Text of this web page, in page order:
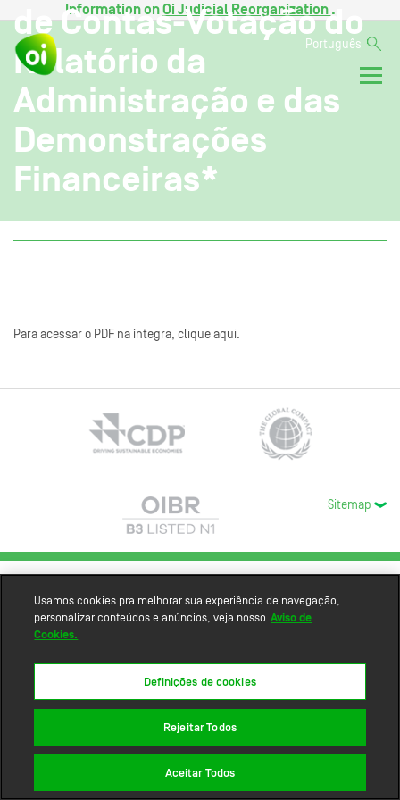
Information onOi Judicial Reorganization .
Português
de Contas-Votação do
Relatório da
Administração e das
Demonstrações
Financeiras*
Para acessar o PDF na íntegra, clique aqui.
Sitemap
Usamos cookies pra melhorar sua experiência de navegação,
personalizar conteúdos e anúncios, veja nosso Aviso de
Cookies.
Definições de cookies
Rejeitar Todos
Aceitar Todos